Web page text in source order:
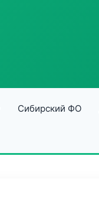
Сибирский ФО